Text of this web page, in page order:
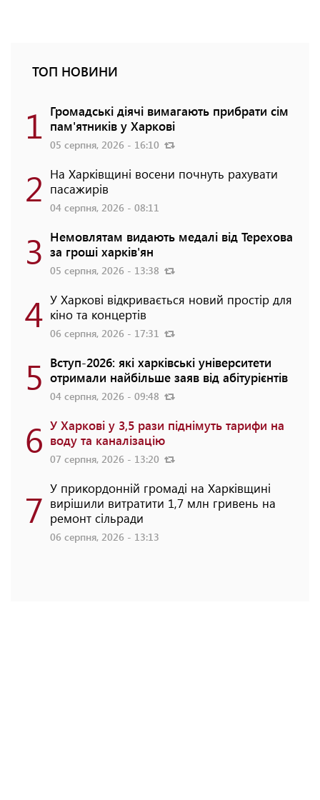
ТОП НОВИНИ
1 Громадські діячі вимагають прибрати сім
пам'ятників у Харкові
05 серпня, 2026 - 16:10
2 На Харківщині восени почнуть рахувати
пасажирів
04 серпня, 2026 - 08:11
3 Немовлятам видають медалі від Терехова
за гроші харків'ян
05 серпня, 2026 - 13:38
4 У Харкові відкривається новий простір для
кіно та концертів
06 серпня, 2026 - 17:31
5 Вступ-2026: які харківські університети
отримали найбільше заяв від абітурієнтів
04 серпня, 2026 - 09:48
6 У Харкові у 3,5 рази піднімуть тарифи на
воду та каналізацію
07 серпня, 2026 - 13:20
7 У прикордонній громаді на Харківщині
вирішили витратити 1,7 млн гривень на
ремонт сільради
06 серпня, 2026 - 13:13